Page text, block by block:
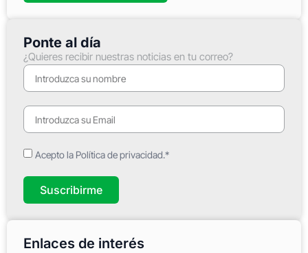
Ponte al día
¿Quieres recibir nuestras noticias en tu correo?
Acepto la Política de privacidad.*
Suscribirme
Enlaces de interés